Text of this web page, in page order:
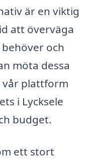
är en viktig
att överväga
och
möta dessa
vår plattform
i Lycksele
budget.
ett stort